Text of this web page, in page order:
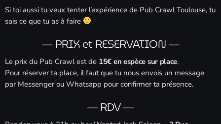
Si toi aussi tu veux tenter l’expérience de Pub Crawl Toulouse, tu
sais ce que tu as à faire
— PRIX et RESERVATION —
Le prix du Pub Crawl est de 15€ en espèce sur place.
Pour réserver ta place, il faut que tu nous envois un message
par Messenger ou Whatsapp pour confirmer ta présence.
— RDV —